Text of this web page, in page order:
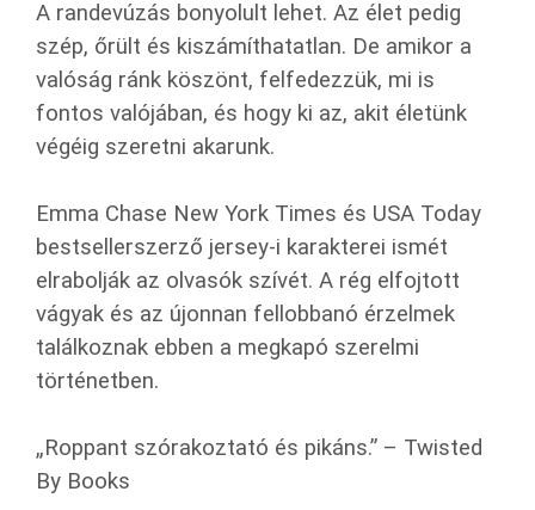
A randevúzás bonyolult lehet. Az élet pedig
szép, őrült és kiszámíthatatlan. De amikor a
valóság ránk köszönt, felfedezzük, mi is
fontos valójában, és hogy ki az, akit életünk
végéig szeretni akarunk.
Emma Chase New York Times és USA Today
bestsellerszerző jersey-i karakterei ismét
elrabolják az olvasók szívét. A rég elfojtott
vágyak és az újonnan fellobbanó érzelmek
találkoznak ebben a megkapó szerelmi
történetben.
„Roppant szórakoztató és pikáns.” – Twisted
By Books